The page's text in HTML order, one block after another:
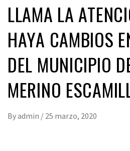
LLAMA LA
HAYA CAMBIOS
DEL MUNICIPIO
MERINO
Byadmin / 25 marzo, 2020